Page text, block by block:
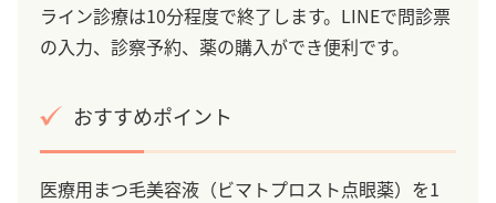
ライン診療は10分程度で終了します。LINEで問診票
の入力、診察予約、薬の購入ができ便利です。
おすすめポイント
医療用まつ毛美容液（ビマトプロスト点眼薬）を1